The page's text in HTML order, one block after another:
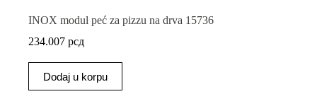
INOX modul peć za pizzu na drva 15736
234.007 рсд
Dodaj u korpu